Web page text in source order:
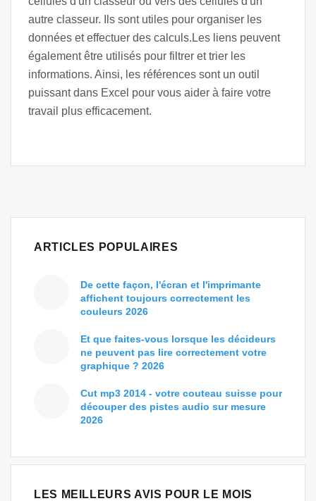
autre classeur. Ils sont utiles pour organiser les
données et effectuer des calculs.Les liens peuvent
également être utilisés pour filtrer et trier les
informations. Ainsi, les références sont un outil
puissant dans Excel pour vous aider à faire votre
travail plus efficacement.
ARTICLES POPULAIRES
De cette façon, l'écran et l'imprimante
affichent toujours correctement les
couleurs 2026
Et que faites-vous lorsque les décideurs
ne peuvent pas lire correctement votre
graphique ? 2026
Cut mp3 2014 - votre couteau suisse pour
découper des pistes audio sur mesure
2026
LES MEILLEURS AVIS POUR LE MOIS